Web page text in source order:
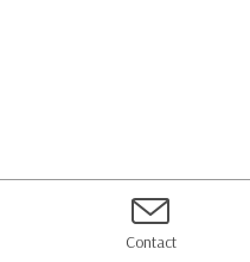
Contact